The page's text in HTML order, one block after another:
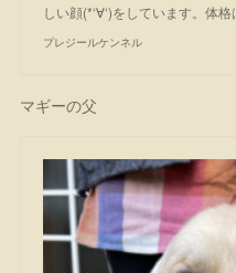
しい顔(*‘∀‘)をしています。体
プレジールケンネル
マギーの父